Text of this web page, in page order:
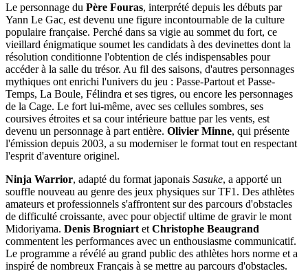
Le personnage du Père Fouras, interprété depuis les débuts par
Yann Le Gac, est devenu une figure incontournable de la culture
populaire française. Perché dans sa vigie au sommet du fort, ce
vieillard énigmatique soumet les candidats à des devinettes dont la
résolution conditionne l'obtention de clés indispensables pour
accéder à la salle du trésor. Au fil des saisons, d'autres personnages
mythiques ont enrichi l'univers du jeu : Passe-Partout et Passe-
Temps, La Boule, Félindra et ses tigres, ou encore les personnages
de la Cage. Le fort lui-même, avec ses cellules sombres, ses
coursives étroites et sa cour intérieure battue par les vents, est
devenu un personnage à part entière. Olivier Minne, qui présente
l'émission depuis 2003, a su moderniser le format tout en respectant
l'esprit d'aventure originel.
Ninja Warrior, adapté du format japonais Sasuke, a apporté un
souffle nouveau au genre des jeux physiques sur TF1. Des athlètes
amateurs et professionnels s'affrontent sur des parcours d'obstacles
de difficulté croissante, avec pour objectif ultime de gravir le mont
Midoriyama. Denis Brogniart et Christophe Beaugrand
commentent les performances avec un enthousiasme communicatif.
Le programme a révélé au grand public des athlètes hors norme et a
inspiré de nombreux Français à se mettre au parcours d'obstacles.